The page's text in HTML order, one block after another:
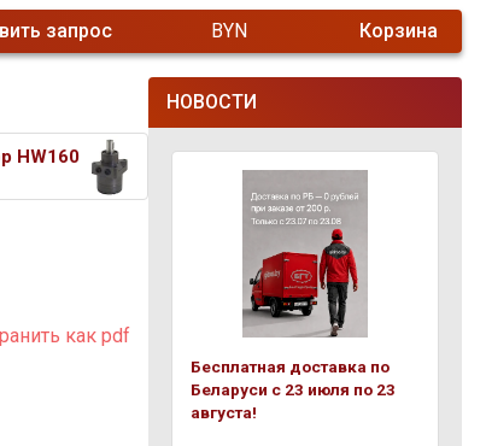
запрос BYN Корзина
HW160
как pdf
НОВОСТИ
Бесплатная доставка по
Беларуси с 23 июля по 23
августа!